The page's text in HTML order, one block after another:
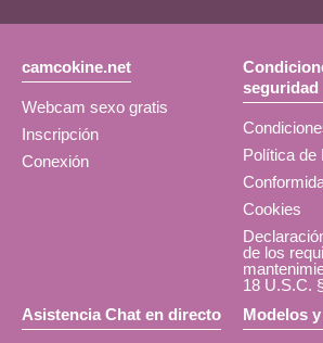
camcokine.net
Webcam sexo gratis
Inscripción
Conexión
seguridad
Política de
Cookies
de los
18 U.S.C.
Asistencia Chat en directo
Modelos